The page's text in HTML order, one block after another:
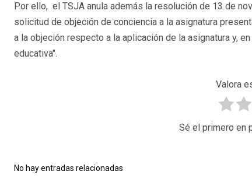
Por ello, el TSJA anula además la resolución de 13 de
solicitud de objeción de conciencia a la asignatura
a la objeción respecto a la aplicación de la asignatura y,
educativa".
Valora
Sé el primero en
No hay entradas relacionadas